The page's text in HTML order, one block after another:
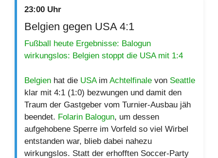
23:00 Uhr
Belgien gegen USA 4:1
Fußball heute Ergebnisse: Balogun
wirkungslos: Belgien stoppt die USA mit 1:4
Belgien hat die USAim Achtelfinale von Seattle
klar mit 4:1 (1:0) bezwungen und damit den
Traum der Gastgeber vom Turnier-Ausbau jäh
beendet. Folarin Balogun, um dessen
aufgehobene Sperre im Vorfeld so viel Wirbel
entstanden war, blieb dabei nahezu
wirkungslos. Statt der erhofften Soccer-Party